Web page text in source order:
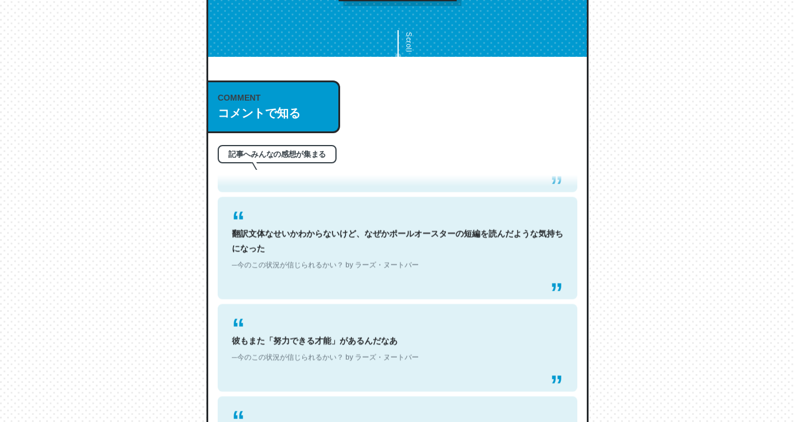
Scroll
COMMENT
コメントで知る
記事へみんなの感想が集まる
これは名文。彼はとてもクレバーなんだろうなと凄く思う。英語少しでも読める人は原文
もお勧め。自分はこの流れ好き。Let’s Fucking Go. Then Covid hit. Shit.
─今のこの状況が信じられるかい？ by ラーズ・ヌートバー
翻訳文体なせいかわからないけど、なぜかポールオースターの短編を読んだような気持ち
になった
─今のこの状況が信じられるかい？ by ラーズ・ヌートバー
彼もまた「努力できる才能」があるんだなあ
─今のこの状況が信じられるかい？ by ラーズ・ヌートバー
トークンについて解説していて素晴らしい。ほぼ公式のドキュメントにも書いてあること